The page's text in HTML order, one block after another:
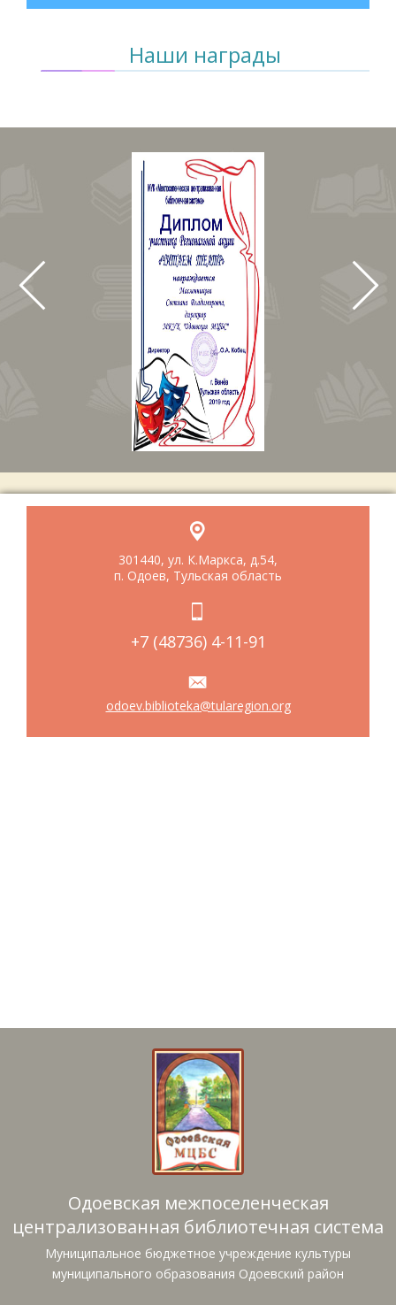
Наши награды
301440, ул. К.Маркса, д.54,
п. Одоев, Тульская область
+7 (48736) 4-11-91
odoev.biblioteka@tularegion.org
Одоевская межпоселенческая
централизованная библиотечная система
Муниципальное бюджетное учреждение культуры
муниципального образования Одоевский район